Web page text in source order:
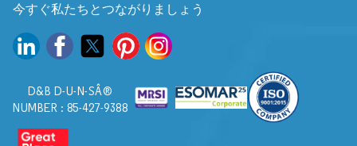
今すぐ私たちとつながりましょう
D&B D-U-N-SÂ®
NUMBER : 85-427-9388